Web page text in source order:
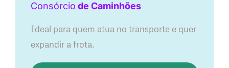
Consórcio de Caminhões
Ideal para quem atua no transporte e quer
expandir a frota.